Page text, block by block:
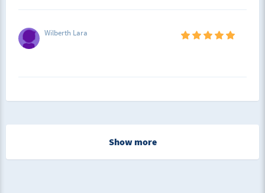
Wilberth Lara
Show more